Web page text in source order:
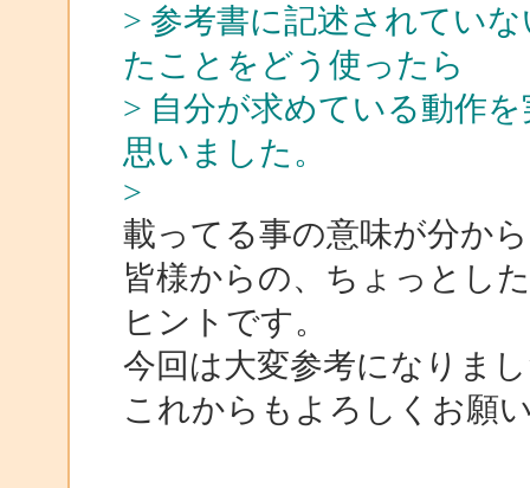
> 参考書に記述されてい
たことをどう使ったら
> 自分が求めている動作
思いました。
>
載ってる事の意味が分か
皆様からの、ちょっとし
ヒントです。
今回は大変参考になりま
これからもよろしくお願